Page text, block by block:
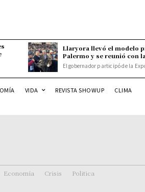
Llaryora llevó el modelo
Palermo y se reunió con
El gobernador participó de la
VIDA REVISTA SHOWUP CLIMA
Economía Crisis Politica